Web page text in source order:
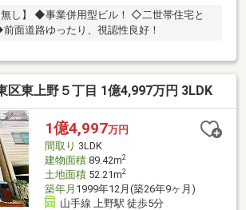
無し】 ◆事業併用型ビル！ ◇二世帯住宅と
面道路ゆったり、視認性良好！
区東上野５丁目 1億4,997万円 3LDK
1億4,997万円
間取り 3LDK
建物面積89.42m2
土地面積52.21m2
築年月 1999年12月(築26年9ヶ月)
山手線 上野駅 徒歩5分